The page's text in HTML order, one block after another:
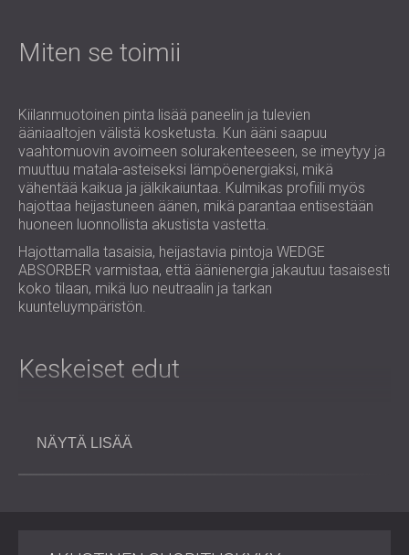
Miten se toimii
Kiilanmuotoinen pinta lisää paneelin ja tulevien
ääniaaltojen välistä kosketusta. Kun ääni saapuu
vaahtomuovin avoimeen solurakenteeseen, se imeytyy ja
muuttuu matala-asteiseksi lämpöenergiaksi, mikä
vähentää kaikua ja jälkikaiuntaa. Kulmikas profiili myös
hajottaa heijastuneen äänen, mikä parantaa entisestään
huoneen luonnollista akustista vastetta.
Hajottamalla tasaisia, heijastavia pintoja WEDGE
ABSORBER varmistaa, että äänienergia jakautuu tasaisesti
koko tilaan, mikä luo neutraalin ja tarkan
kuunteluympäristön.
Keskeiset edut
Vähentää värinän kaikua, resonanssia ja seisovan
aallon häiriöitä.
NÄYTÄ LISÄÄ